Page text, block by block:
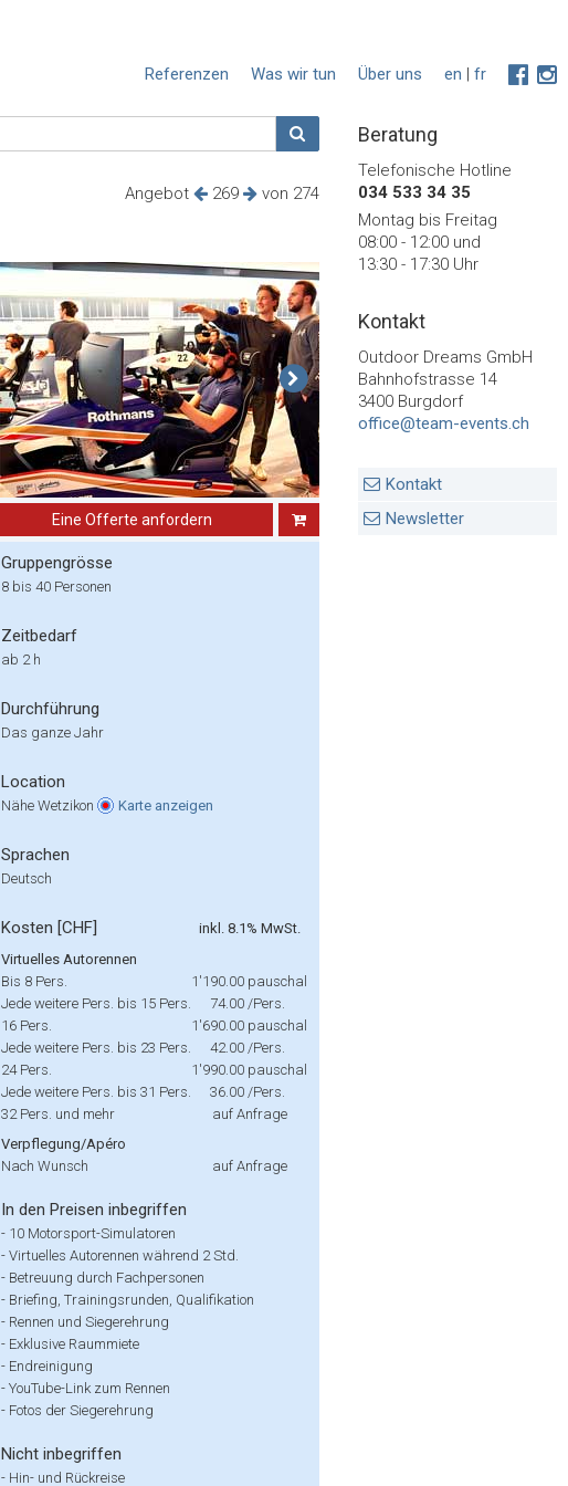
en | fr
Über uns
Was wir tun
Referenzen
Angebot 269 von 274
Eine Offerte anfordern
Gruppengrösse
8 bis 40 Personen
Zeitbedarf
ab 2 h
Durchführung
Das ganze Jahr
Location
Nähe Wetzikon Karte anzeigen
Sprachen
Deutsch
Kosten [CHF]
inkl. 8.1% MwSt.
Virtuelles Autorennen
Bis 8 Pers.
1'190.00 pauschal
Jede weitere Pers. bis 15 Pers.
74.00 /Pers.
16 Pers.
1'690.00 pauschal
Jede weitere Pers. bis 23 Pers.
42.00 /Pers.
24 Pers.
1'990.00 pauschal
Jede weitere Pers. bis 31 Pers.
36.00 /Pers.
32 Pers. und mehr
auf Anfrage
Verpflegung/Apéro
Nach Wunsch
auf Anfrage
In den Preisen inbegriffen
- 10 Motorsport-Simulatoren
- Virtuelles Autorennen während 2 Std.
- Betreuung durch Fachpersonen
- Briefing, Trainingsrunden, Qualifikation
- Rennen und Siegerehrung
- Exklusive Raummiete
- Endreinigung
- YouTube-Link zum Rennen
- Fotos der Siegerehrung
Nicht inbegriffen
- Hin- und Rückreise
Beratung
Telefonische Hotline
034 533 34 35
Montag bis Freitag
08:00 - 12:00 und
13:30 - 17:30 Uhr
Kontakt
Outdoor Dreams GmbH
Bahnhofstrasse 14
3400 Burgdorf
office@team-events.ch
Kontakt
Newsletter